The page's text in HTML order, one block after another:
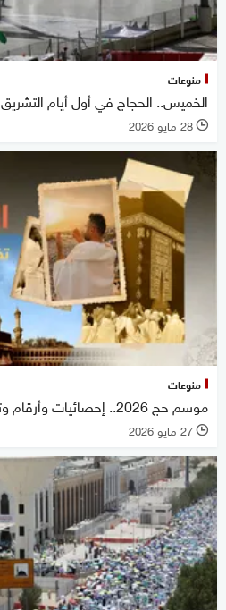
منوعات
الخميس.. الحجاج في أول أيام التشريق
l 28 مايو 2026
منوعات
موسم حج 2026.. إحصائيات وأرقام وتاريخ
l 27 مايو 2026